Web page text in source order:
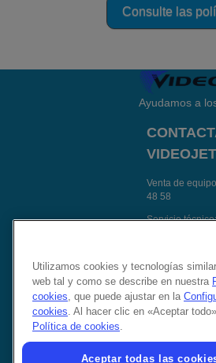
Consulte las
Ayudamos a
VIDEOJET
Venta de
48 58
Servicio
mail
Síguenos en:
Utilizamos cookies y tecnologías
web tal y como se describe en nuestra
cookies, que puede ajustar en la
cookies. Al hacer clic en «Aceptar
Política de cookies.
Aceptar todas las